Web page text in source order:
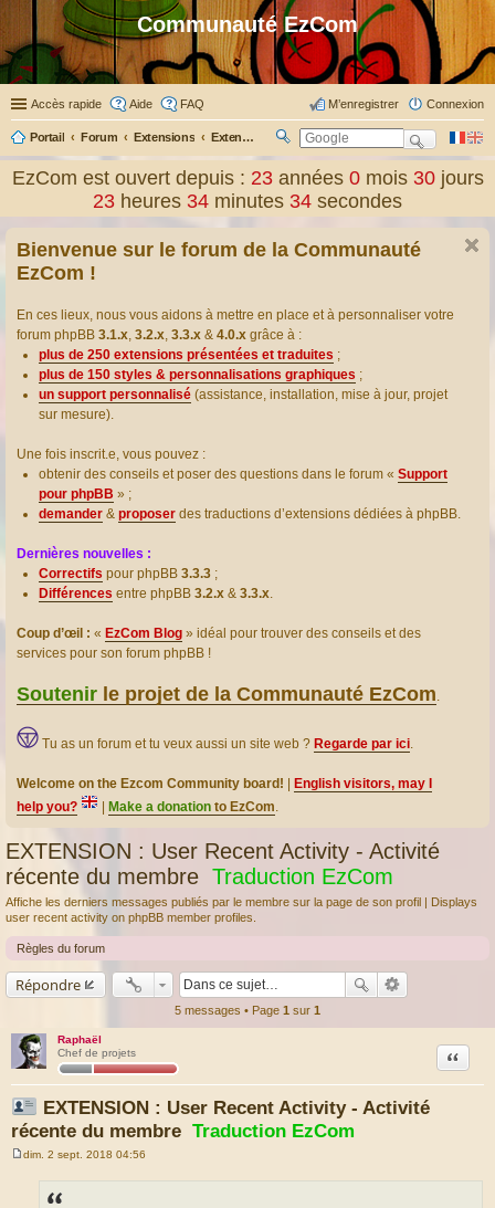
Communauté EzCom
Accès rapide Aide FAQ Connexion
M’enregistrer
Portail Forum Extensions Extensions présentées & traduites
ec
er
EzCom est ouvert depuis : 23 années0 mois30 jours
23 heures 34 minutes 35 secondes
Bienvenue sur le forum de la Communauté
EzCom !
En ces lieux, nous vous aidons à mettre en place et à personnaliser votre
forum phpBB 3.1.x, 3.2.x, 3.3.x & 4.0.x grâce à :
plus de 250 extensions présentées et traduites ;
plus de 150 styles & personnalisations graphiques ;
un support personnalisé (assistance, installation, mise à jour, projet
sur mesure).
Une fois inscrit.e, vous pouvez :
obtenir des conseils et poser des questions dans le forum « Support
pour phpBB » ;
demander & proposer des traductions d’extensions dédiées à phpBB.
Dernières nouvelles :
Correctifs pour phpBB 3.3.3 ;
Différences entre phpBB 3.2.x & 3.3.x.
Coup d’œil : « EzCom Blog » idéal pour trouver des conseils et des
services pour son forum phpBB !
Soutenir le projet de la Communauté EzCom.
Tu as un forum et tu veux aussi un site web ? Regarde par ici.
Welcome on the Ezcom Community board!
English visitors, may I
help you?
Make a donation to EzCom.
EXTENSION : User Recent Activity - Activité
récente du membre Traduction EzCom
Affiche les derniers messages publiés par le membre sur la page de son profil | Displays
user recent activity on phpBB member profiles.
Règles du forum
Répondre
5 messages • Page 1 sur 1
Raphaël
Chef de projets
EXTENSION : User Recent Activity - Activité
récente du membre Traduction EzCom
Citation
dim. 2 sept. 2018 04:56